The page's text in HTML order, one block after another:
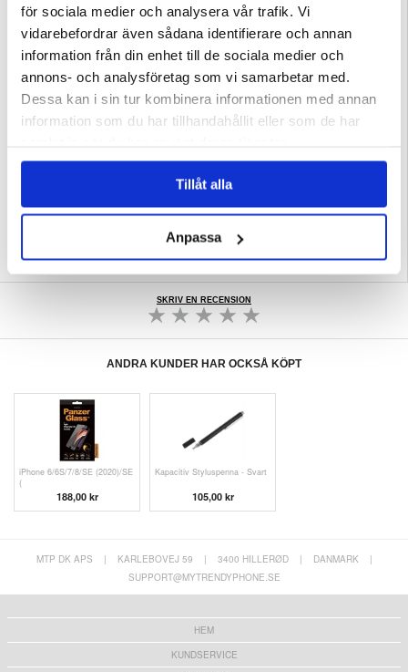
för sociala medier och analysera vår trafik. Vi
vidarebefordrar även sådana identifierare och annan
information från din enhet till de sociala medier och
annons- och analysföretag som vi samarbetar med.
Dessa kan i sin tur kombinera informationen med annan
information som du har tillhandahållit eller som de har
Tillåt alla
Anpassa
och låter dig fria upp dina händer medan du njuter av dina favoritshower eller
filmer.
Egenskaper:
- Wonder series plånboksfodral för Motorola Edge 60, Edge 60 Fusion
- Inre kortplatser och extra kortfack
- Säkert magnetlås håller dina värdesaker skyddade
- Högkvalitativt polyuretan och TPU kombination
Kompatibilitet: Motorola Edge 60, Motorola Edge 60 Fusion
Mobiltillbehör ,Motorola Skal & Tillbehör
SKRIV EN RECENSION
ANDRA KUNDER HAR OCKSÅ KÖPT
iPhone 6/6S/7/8/SE (2020)/SE
(
188,00 kr
Kapacitiv Styluspenna - Svart
105,00 kr
MTP DK APS | KARLEBOVEJ 59 | 3400 HILLERØD | DANMARK
|
SUPPORT@MYTRENDYPHONE.SE
HEM
KUNDSERVICE